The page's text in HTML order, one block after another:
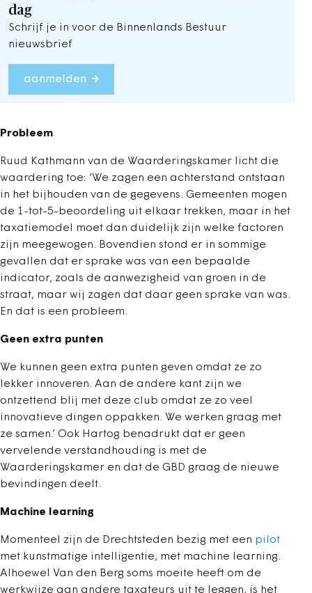
dag
Schrijf je in voor de Binnenlands Bestuur
nieuwsbrief
aanmelden
Probleem
Ruud Kathmann van de Waarderingskamer licht die
waardering toe: ‘We zagen een achterstand ontstaan
in het bijhouden van de gegevens. Gemeenten mogen
de 1-tot-5-beoordeling uit elkaar trekken, maar in het
taxatiemodel moet dan duidelijk zijn welke factoren
zijn meegewogen. Bovendien stond er in sommige
gevallen dat er sprake was van een bepaalde
indicator, zoals de aanwezigheid van groen in de
straat, maar wij zagen dat daar geen sprake van was.
En dat is een probleem.
Geen extra punten
We kunnen geen extra punten geven omdat ze zo
lekker innoveren. Aan de andere kant zijn we
ontzettend blij met deze club omdat ze zo veel
innovatieve dingen oppakken. We werken graag met
ze samen.’ Ook Hartog benadrukt dat er geen
vervelende verstandhouding is met de
Waarderingskamer en dat de GBD graag de nieuwe
bevindingen deelt.
Machine learning
Momenteel zijn de Drechtsteden bezig met een pilot
met kunstmatige intelligentie, met machine learning.
Alhoewel Van den Berg soms moeite heeft om de
werkwijze aan andere taxateurs uit te leggen, is het